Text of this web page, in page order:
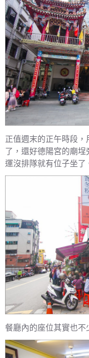
正值週末的正午時段
了，還好德陽宮的廟
運沒排隊就有位子坐了
餐廳內的座位其實也不